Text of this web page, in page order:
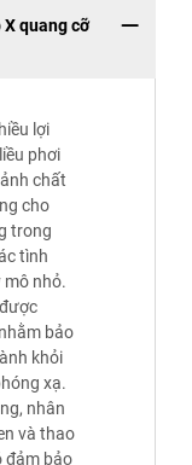
quang cỡ
lợi
phơi
chất
cho
trong
tình
mô nhỏ.
bảo
khỏi
xạ.
nhân
và thao
đảm bảo